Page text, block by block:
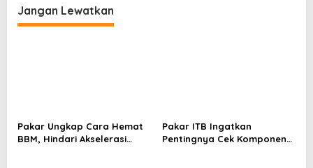
p
o
Jangan Lewatkan
Pakar Ungkap Cara Hemat
BBM, Hindari Akselerasi
Pakar ITB Ingatkan
Pentingnya Cek Komponen